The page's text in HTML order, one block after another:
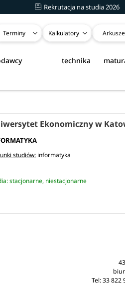
Rekrutacja na studia 2026
Terminy Kalkulatory Arkusze
technika
Ekonomiczny w
studiów: informatyka
stacjonarne, niestacjonarne
Tel: 33 822